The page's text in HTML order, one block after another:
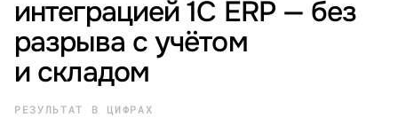
интеграцией 1С ERP — без
разрыва с учётом
и складом
РЕЗУЛЬТАТ В ЦИФРАХ